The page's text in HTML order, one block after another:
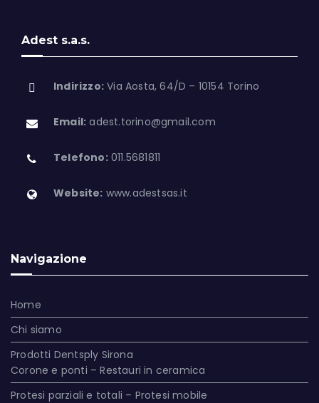
Adest s.a.s.
Indirizzo: Via Aosta, 64/D – 10154 Torino
Email: adest.torino@gmail.com
Telefono:011.5681811
Website: www.adestsas.it
Navigazione
Home
Chi siamo
Prodotti Dentsply Sirona
Corone e ponti – Restauri in ceramica
Protesi parziali e totali – Protesi mobile